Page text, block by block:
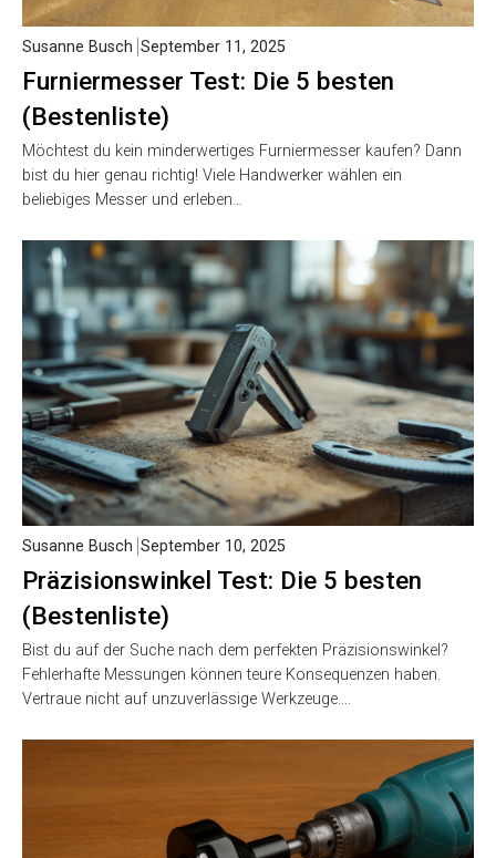
Furniermesser Test: Die 5 besten
(Bestenliste)
Susanne Busch September 11, 2025
Möchtest du kein minderwertiges Furniermesser kaufen? Dann
bist du hier genau richtig! Viele Handwerker wählen ein
beliebiges Messer und erleben…
Präzisionswinkel Test: Die 5 besten
(Bestenliste)
Susanne Busch September 10, 2025
Bist du auf der Suche nach dem perfekten Präzisionswinkel?
Fehlerhafte Messungen können teure Konsequenzen haben.
Vertraue nicht auf unzuverlässige Werkzeuge….